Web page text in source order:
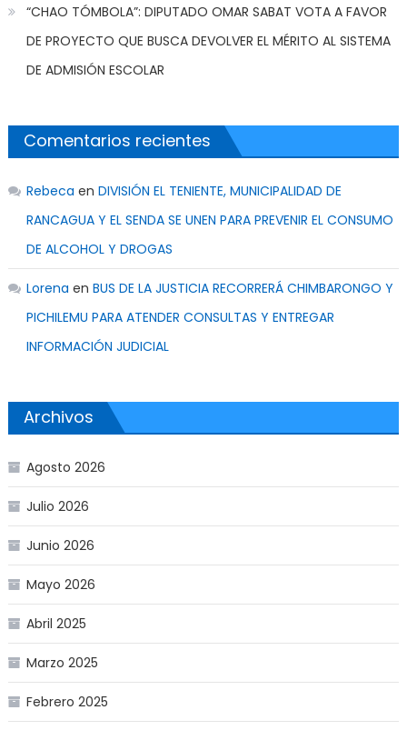
“CHAO TÓMBOLA”: DIPUTADO OMAR SABAT VOTA A FAVOR
DE PROYECTO QUE BUSCA DEVOLVER EL MÉRITO AL SISTEMA
DE ADMISIÓN ESCOLAR
Comentarios recientes
Rebeca en DIVISIÓN EL TENIENTE, MUNICIPALIDAD DE
RANCAGUA Y EL SENDA SE UNEN PARA PREVENIR EL CONSUMO
DE ALCOHOL Y DROGAS
Lorena en BUS DE LA JUSTICIA RECORRERÁ CHIMBARONGO Y
PICHILEMU PARA ATENDER CONSULTAS Y ENTREGAR
INFORMACIÓN JUDICIAL
Archivos
Agosto 2026
Julio 2026
Junio 2026
Mayo 2026
Abril 2025
Marzo 2025
Febrero 2025